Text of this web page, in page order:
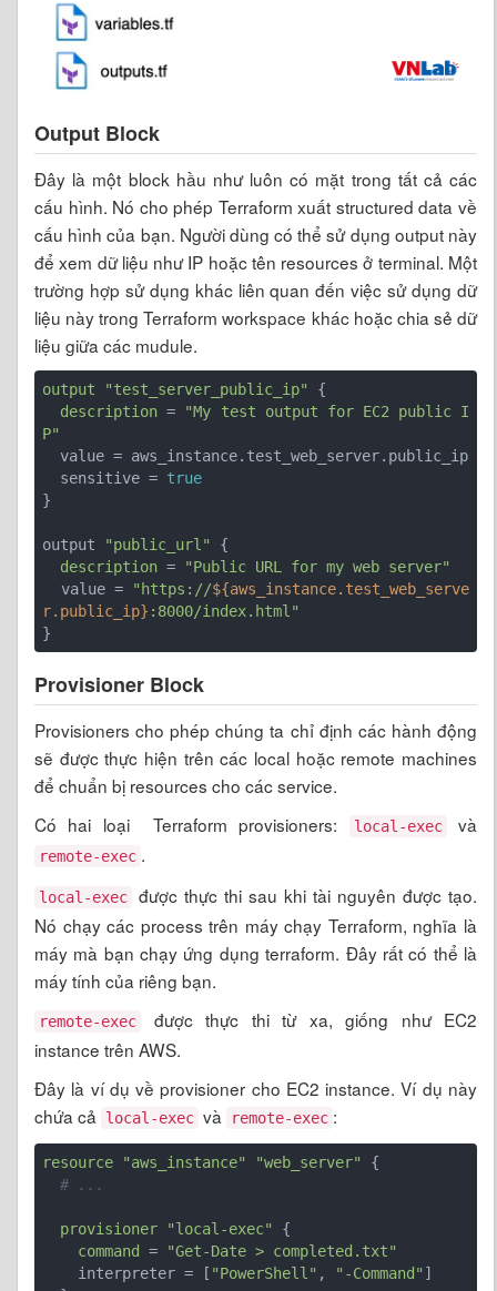
Output Block
Đây là một block hầu như luôn có mặt trong tất cả các
cấu hình. Nó cho phép Terraform xuất structured data về
cấu hình của bạn. Người dùng có thể sử dụng output này
để xem dữ liệu như IP hoặc tên resources ở terminal. Một
trường hợp sử dụng khác liên quan đến việc sử dụng dữ
liệu này trong Terraform workspace khác hoặc chia sẻ dữ
liệu giữa các mudule.
output "test_server_public_ip"
{
description = "My test output for EC2 public I
P"
  sensitive =
true
}
output "public_url"
{
description =
"Public URL for my web server"
  value =
"https://${aws_instance.test_web_serve
r.public_ip} :8000/index.html"
}
Provisioner Block
Provisioners cho phép chúng ta chỉ định các hành động
sẽ được thực hiện trên các local hoặc remote machines
để chuẩn bị resources cho các service.
Có hai loại Terraform provisioners:
local-exec và
remote-exec .
local-exec
được thực thi sau khi tài nguyên được tạo.
Nó chạy các process trên máy chạy Terraform, nghĩa là
máy mà bạn chạy ứng dụng terraform. Đây rất có thể là
máy tính của riêng bạn.
remote-exec
được thực thi từ xa, giống như EC2
instance trên AWS.
Đây là ví dụ về provisioner cho EC2 instance. Ví dụ này
chứa cả
local-exec và remote-exec :
resource "aws_instance" "web_server"
{
# ...
provisioner "local-exec"
{
command
=
"Get-Date > completed.txt"
    interpreter = [
"PowerShell" , "-Command" ]